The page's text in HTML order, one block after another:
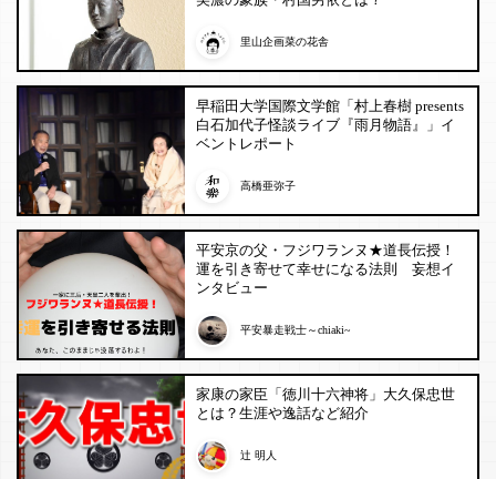
里山企画菜の花舎
早稲田大学国際文学館「村上春樹 presents
白石加代子怪談ライブ『雨月物語』」イ
ベントレポート
高橋亜弥子
平安京の父・フジワランヌ★道長伝授！
運を引き寄せて幸せになる法則 妄想イ
ンタビュー
平安暴走戦士～chiaki~
家康の家臣「徳川十六神将」大久保忠世
とは？生涯や逸話など紹介
辻 明人